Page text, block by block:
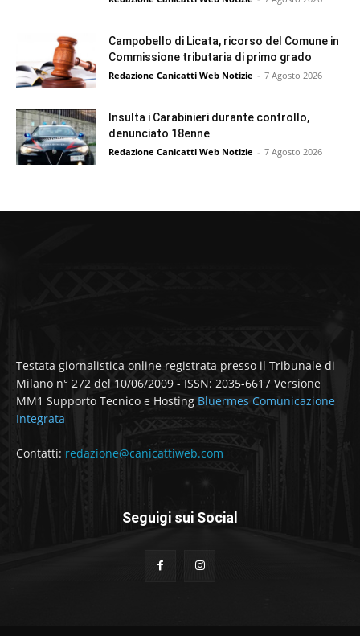
Campobello di Licata, ricorso del Comune in
Commissione tributaria di primo grado
Redazione Canicatti Web Notizie - 7 Agosto 2026
Insulta i Carabinieri durante controllo,
denunciato 18enne
Redazione Canicatti Web Notizie - 7 Agosto 2026
Testata giornalistica online registrata presso il Tribunale di
Milano n° 272 del 10/06/2009 - ISSN: 2035-6617 Versione
MM1 Supporto Tecnico e Hosting Bluermes Comunicazione
Integrata
Contatti: redazione@canicattiweb.com
Seguigi sui Social